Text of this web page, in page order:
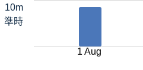
10m
準時
1 Aug